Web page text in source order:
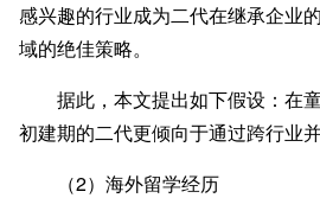
感兴趣的行业成为二代在继承企业
域的绝佳策略。
据此，本文提出如下假设：在
初建期的二代更倾向于通过跨行业
（2）海外留学经历